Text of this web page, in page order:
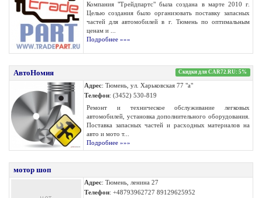
Компания "Трейдпартс" была создана в марте 2010 г.
Целью создания было организовать поставку запасных
частей для автомобилей в г. Тюмень по оптимальным
ценам и ...
Подробнее »»»
АвтоНомия Скидки для CAR72.RU: 5%
Адрес: Тюмень, ул. Харьковская 77 "а"
Телефон: (3452) 530-819
Ремонт и техническое обслуживание легковых
автомобилей, установка дополнительного оборудования.
Поставка запасных частей и расходных материалов на
авто и мото т...
Подробнее »»»
мотор шоп
Адрес: Тюмень, ленина 27
Телефон: +48793962727 89129625952